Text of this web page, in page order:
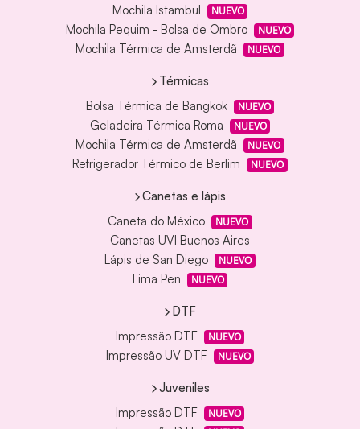
Mochila Istambul NUEVO
Mochila Pequim - Bolsa de Ombro NUEVO
Mochila Térmica de Amsterdã NUEVO
Térmicas
Bolsa Térmica de Bangkok
NUEVO
Geladeira Térmica Roma NUEVO
Mochila Térmica de Amsterdã NUEVO
Refrigerador Térmico de Berlim NUEVO
Canetas e lápis
Caneta do México
NUEVO
Canetas UVI Buenos Aires
Lápis de San Diego
NUEVO
Lima Pen NUEVO
DTF
Impressão DTF
NUEVO
Impressão UV DTF NUEVO
Juveniles
Impressão DTF
NUEVO